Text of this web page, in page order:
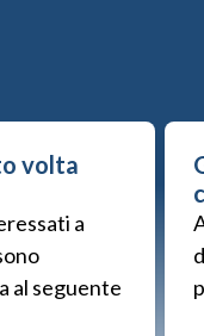
volta
a
al seguente